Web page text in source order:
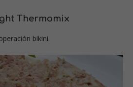
Thermomix
bikini.